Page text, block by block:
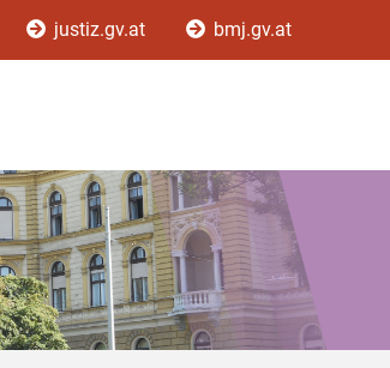
justiz.gv.at bmj.gv.at